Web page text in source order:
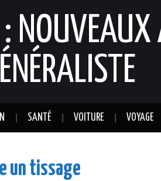
NOUVEAUX
SANTÉ VOITURE VOYAGE
un tissage